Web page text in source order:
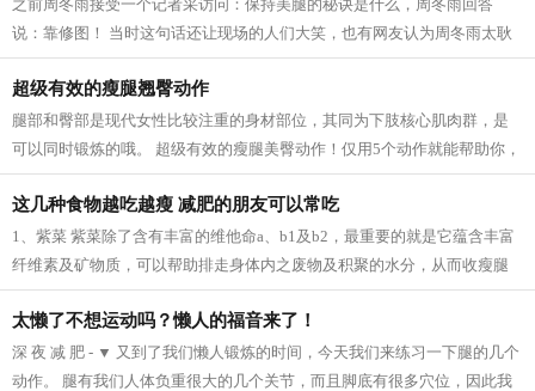
之前周冬雨接受一个记者采访问：保持美腿的秘诀是什么，周冬雨回答
说：靠修图！ 当时这句话还让现场的人们大笑，也有网友认为周冬雨太耿
直，然而，看了一些没有后期修的图片之...
超级有效的瘦腿翘臀动作
腿部和臀部是现代女性比较注重的身材部位，其同为下肢核心肌肉群，是
可以同时锻炼的哦。 超级有效的瘦腿美臀动作！仅用5个动作就能帮助你，
瘦出性感美腿，同时还塑造紧致翘臀...
这几种食物越吃越瘦 减肥的朋友可以常吃
1、紫菜 紫菜除了含有丰富的维他命a、b1及b2，最重要的就是它蕴含丰富
纤维素及矿物质，可以帮助排走身体内之废物及积聚的水分，从而收瘦腿
之效。 2、芝麻 芝麻它的亚麻仁油酸可以...
太懒了不想运动吗？懒人的福音来了！
深 夜 减 肥 - ▼ 又到了我们懒人锻炼的时间，今天我们来练习一下腿的几个
动作。 腿有我们人体负重很大的几个关节，而且脚底有很多穴位，因此我